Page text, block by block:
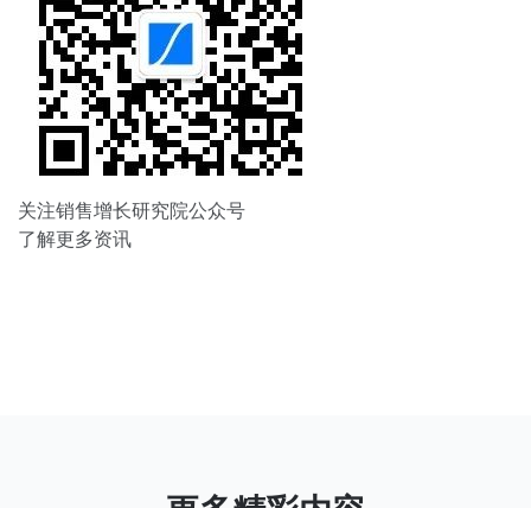
关注销售增长研究院公众号
了解更多资讯